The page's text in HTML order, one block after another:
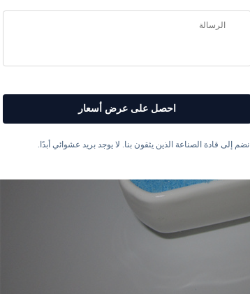
احصل على عرض أسعار
انضم إلى قادة الصناعة الذين يثقون بنا. لا يوجد بريد عشوائي أبدًا.